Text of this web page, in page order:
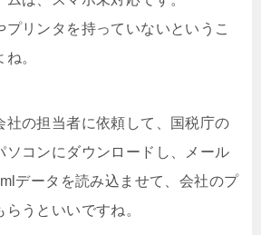
プリンタを持っていないというこ
。
社の担当者に依頼して、国税庁の
ソコンにダウンロードし、メール
データを読み込ませて、会社のプ
うといいですね。